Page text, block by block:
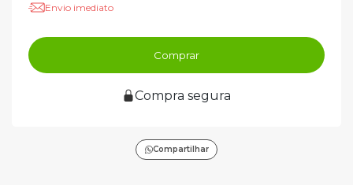
Envio imediato
Comprar
Compra segura
Compartilhar